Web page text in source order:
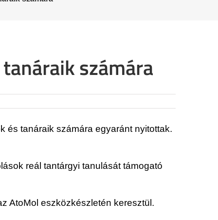
számára
és tanáraik számára egyaránt nyitottak.
reál tantárgyi tanulását támogató
AtoMol eszközkészletén keresztül.